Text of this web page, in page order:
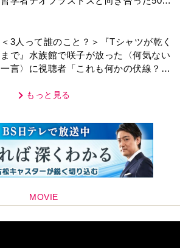
＜3人って誰のこと？＞『Tシャツが乾く
まで』水族館で咲子が放った〈何気ない
一言〉に視聴者「これも何かの伏線？」
もっと見る
MOVIE